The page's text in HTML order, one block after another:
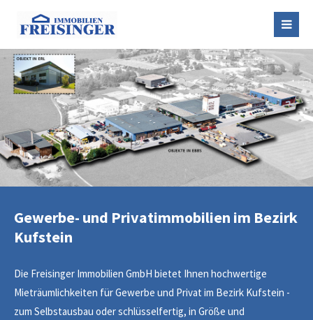
Gewerbe- und Privatimmobilien im Bezirk
Kufstein
Die Freisinger Immobilien GmbH bietet Ihnen hochwertige
Mieträumlichkeiten für Gewerbe und Privat im Bezirk Kufstein -
zum Selbstausbau oder schlüsselfertig, in Größe und